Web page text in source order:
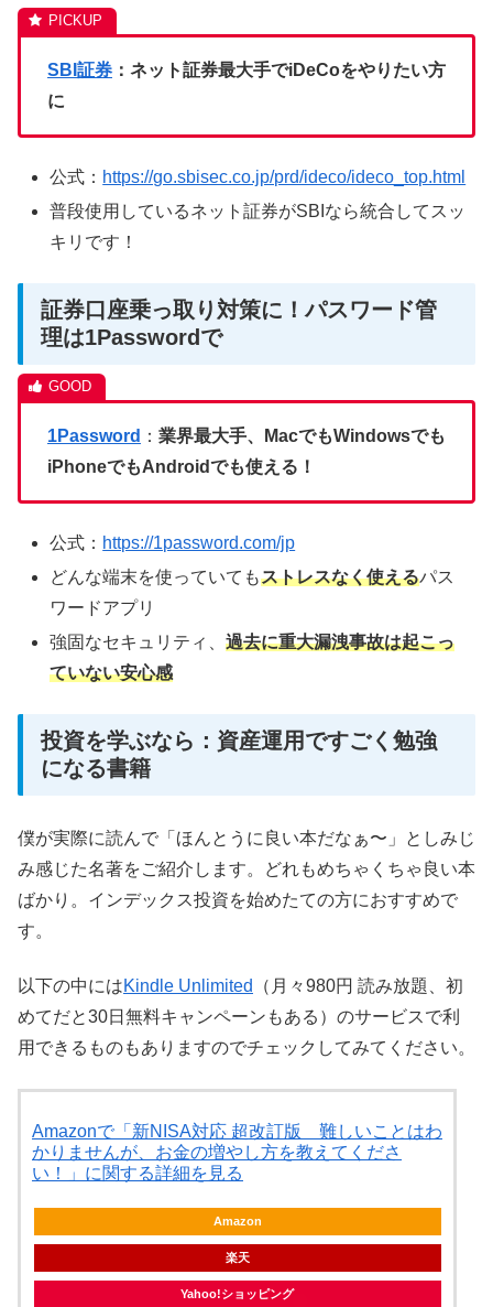
SBI証券 ：ネット証券最大手でiDeCoをやりたい方
に
公式： https://go.sbisec.co.jp/prd/ideco/ideco_top.html
普段使用しているネット証券がSBIなら統合してスッ
キリです！
証券口座乗っ取り対策に！パスワード管
理は1Passwordで
1Password ： 業界最大手、MacでもWindowsでも
iPhoneでもAndroidでも使える！
公式： https://1password.com/jp
どんな端末を使っていてもストレスなく使えるパス
ワードアプリ
強固なセキュリティ、過去に重大漏洩事故は起こっ
ていない安心感
投資を学ぶなら：資産運用ですごく勉強
になる書籍
僕が実際に読んで「ほんとうに良い本だなぁ〜」としみじ
み感じた名著をご紹介します。どれもめちゃくちゃ良い本
ばかり。インデックス投資を始めたての方におすすめで
す。
以下の中にはKindle Unlimited
（月々980円 読み放題、初
めてだと30日無料キャンペーンもある）のサービスで利
用できるものもありますのでチェックしてみてください。
Amazonで「新NISA対応 超改訂版 難しいことはわ
かりませんが、お金の増やし方を教えてくださ
い！」に関する詳細を見る
Amazon
楽天
Yahoo!ショッピング